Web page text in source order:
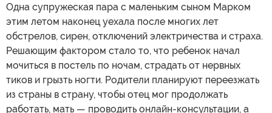
Одна супружеская пара с маленьким сыном Марком
этим летом наконец уехала после многих лет
обстрелов, сирен, отключений электричества и страха.
Решающим фактором стало то, что ребенок начал
мочиться в постель по ночам, страдать от нервных
тиков и грызть ногти. Родители планируют переезжать
из страны в страну, чтобы отец мог продолжать
работать, мать — проводить онлайн-консультации, а